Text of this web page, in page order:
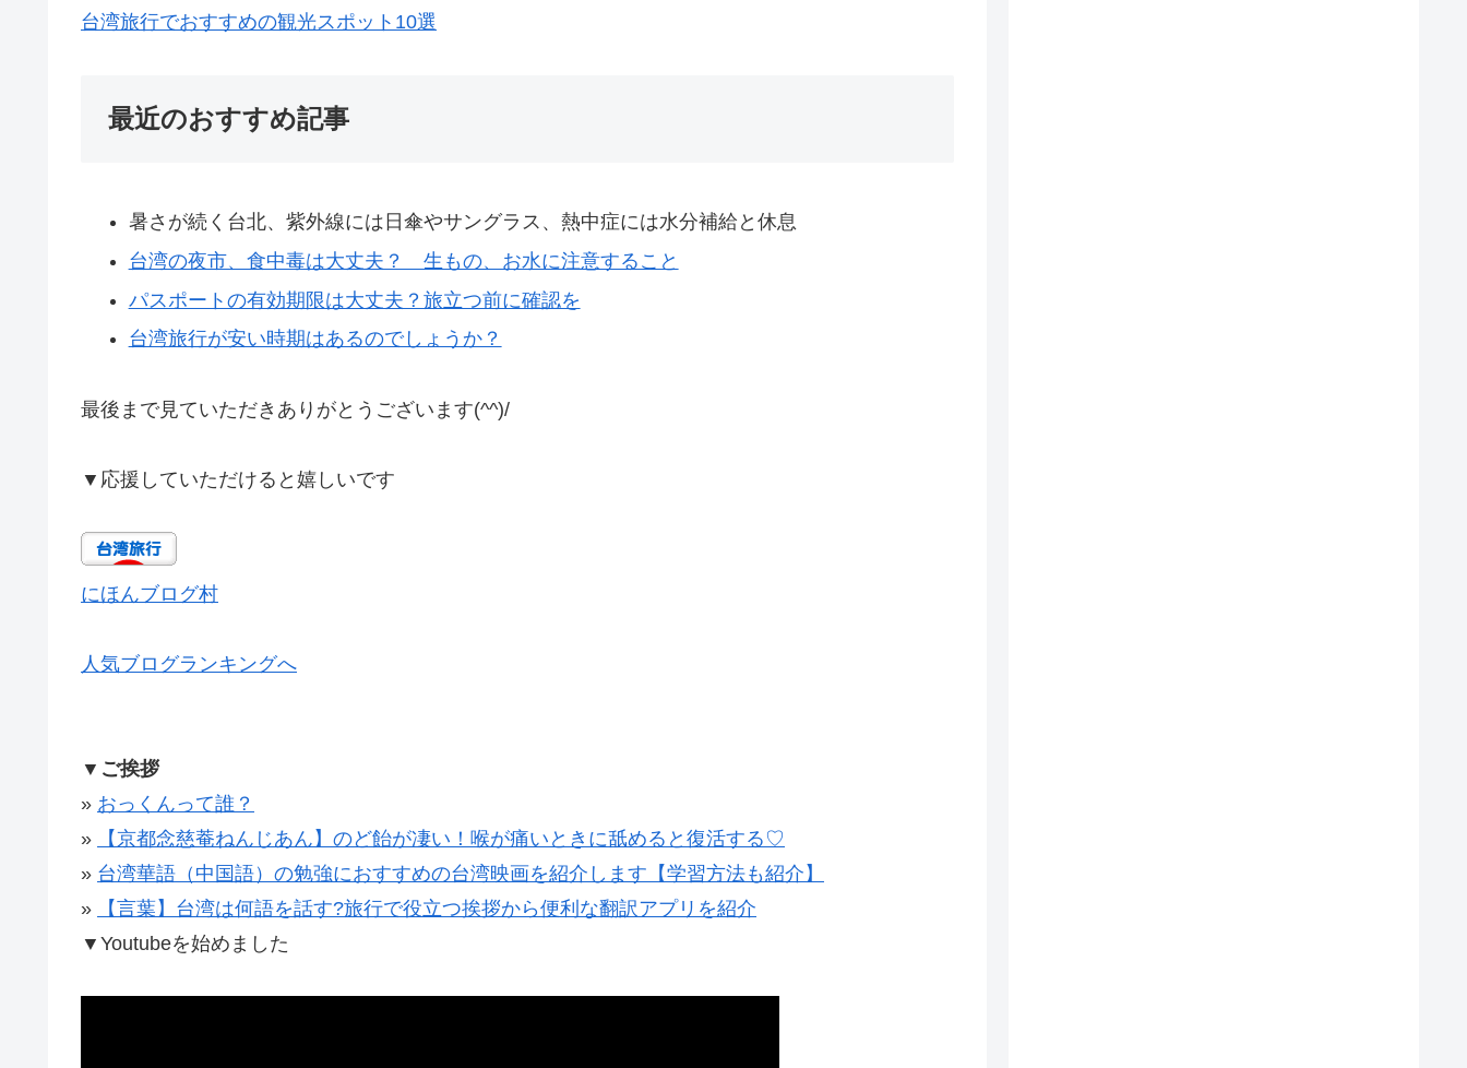
台湾旅行でおすすめの観光スポット10選
最近のおすすめ記事
暑さが続く台北、紫外線には日傘やサングラス、熱中症には水分補給と休息
台湾の夜市、食中毒は大丈夫？ 生もの、お水に注意すること
パスポートの有効期限は大丈夫？旅立つ前に確認を
台湾旅行が安い時期はあるのでしょうか？
最後まで見ていただきありがとうございます(^^)/
▼ 応援していただけると嬉しいです
にほんブログ村
人気ブログランキングへ
▼ご挨拶
» おっくんって誰？
»
【京都念慈菴ねんじあん】のど飴が凄い！喉が痛いときに舐めると復活する♡
» 台湾華語（中国語）の勉強におすすめの台湾映画を紹介します【学習方法も紹介】
»
【言葉】台湾は何語を話す?旅行で役立つ挨拶から便利な翻訳アプリを紹介
▼ Youtubeを始めました